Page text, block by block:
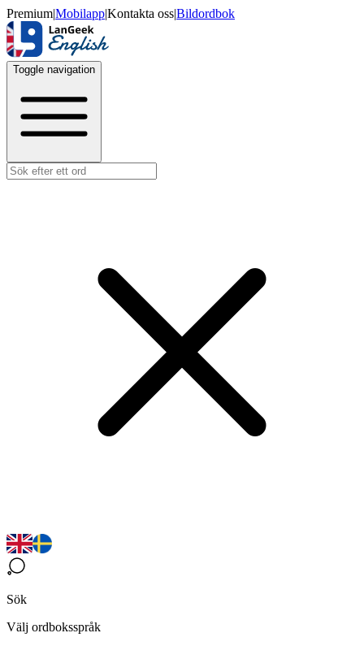
Premium|Mobilapp|Kontakta oss|Bildordbok
Toggle navigation
Sök
Välj ordboksspråk